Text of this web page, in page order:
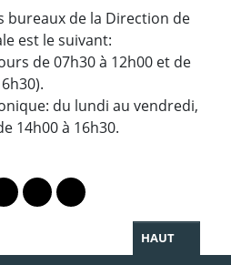
bureaux de la Direction de
est le suivant:
de 07h30 à 12h00 et de
du lundi au vendredi,
14h00 à 16h30.
Bluesky
profil Instagram
le profil Linkedin
Lien vers le profil Facebook
Lien vers le profil Twitter
Partager par WhatsApp
HAUT